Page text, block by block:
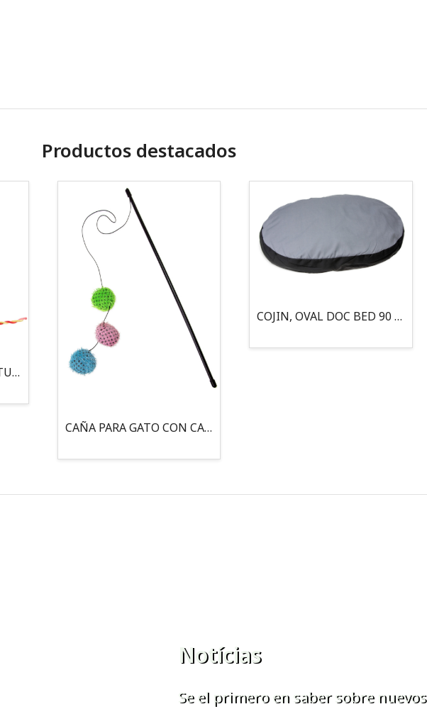
Productos destacados
MOUSE LOCO 5,5 CM - TUBO
CAÑA PARA GATO CON CASCABEL, 3 PELOTAS CON CATNIP
COJIN, OVAL DOC BED 90 X 66 X 10CM GRIS/NEGRO, 95°
Notícias
Se el primero en saber sobre nuevos